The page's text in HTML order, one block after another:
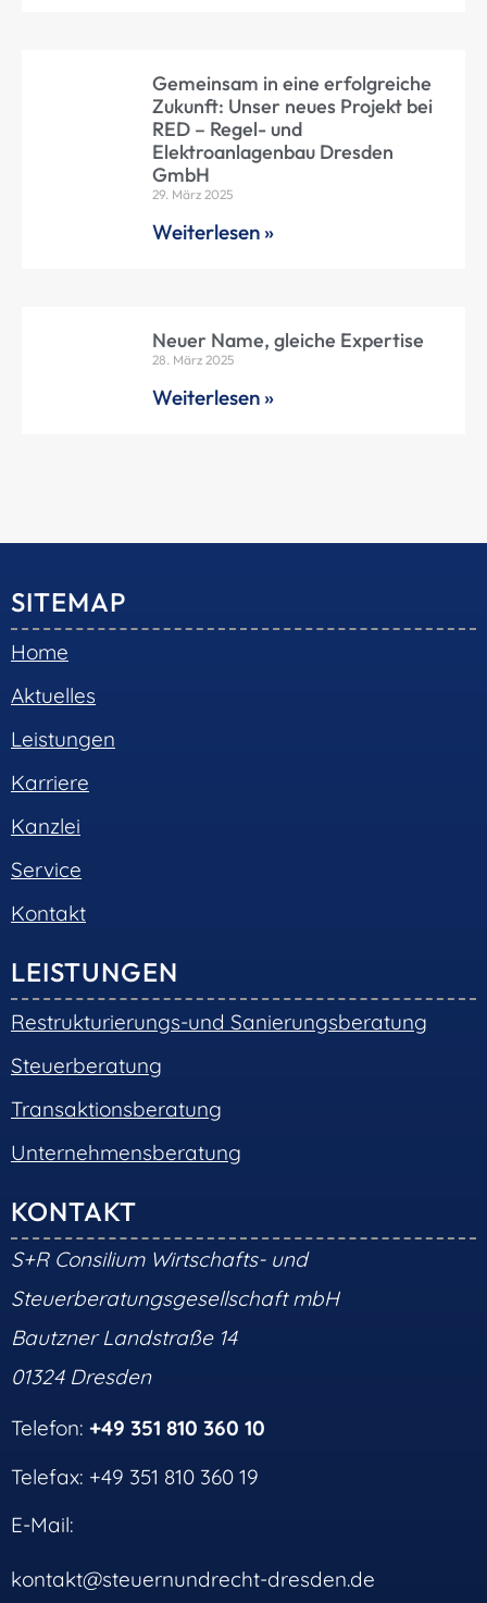
Gemeinsam in eine erfolgreiche
Zukunft: Unser neues Projekt bei
RED – Regel- und
Elektroanlagenbau Dresden
GmbH
29. März 2025
Weiterlesen »
Neuer Name, gleiche Expertise
28. März 2025
Weiterlesen »
SITEMAP
Home
Aktuelles
Leistungen
Karriere
Kanzlei
Service
Kontakt
LEISTUNGEN
Restrukturierungs-und Sanierungsberatung
Steuerberatung
Transaktionsberatung
Unternehmensberatung
KONTAKT
S+R Consilium Wirtschafts- und
Steuerberatungsgesellschaft mbH
Bautzner Landstraße 14
01324 Dresden
Telefon: +49 351 810 360 10
Telefax: +49 351 810 360 19
E-Mail:
kontakt@steuernundrecht-dresden.de